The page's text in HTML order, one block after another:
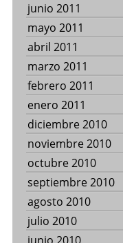
junio 2011
mayo 2011
abril 2011
marzo 2011
febrero 2011
enero 2011
diciembre 2010
noviembre 2010
octubre 2010
septiembre 2010
agosto 2010
julio 2010